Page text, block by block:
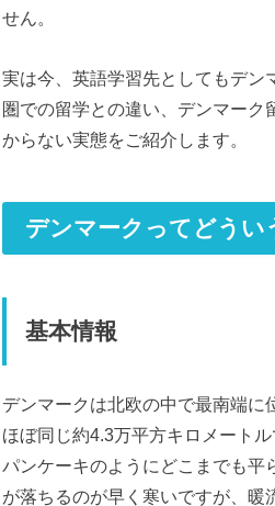
せん。
実は今、英語学習先としてもデン
圏での留学との違い、デンマーク
からない実態をご紹介します。
デンマークってどうい
基本情報
デンマークは北欧の中で最南端に
ほぼ同じ約4.3万平方キロメート
パンケーキのようにどこまでも平
が落ちるのが早く寒いですが、暖